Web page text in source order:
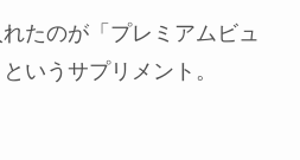
たのが「プレミアムビュ
いうサプリメント。